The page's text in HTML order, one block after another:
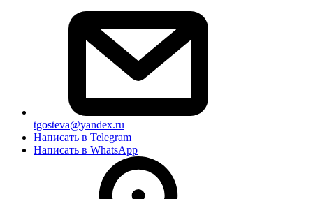
tgosteva@yandex.ru
Написать в Telegram
Написать в WhatsApp